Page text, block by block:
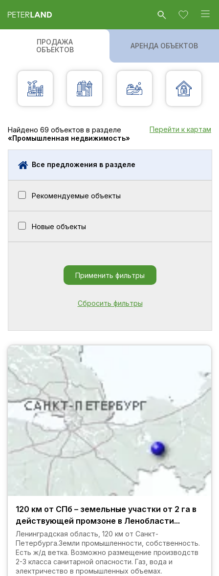
ПРОДАЖА
ОБЪЕКТОВ
АРЕНДА ОБЪЕКТОВ
Найдено 69 объектов в разделе
«Промышленная недвижимость»
Перейти к картам
Все предложения в разделе
Рекомендуемые объекты
Новые объекты
Применить фильтры
Сбросить фильтры
120 км от СПб – земельные участки от 2 га в
действующей промзоне в Ленобласти...
Ленинградская область, 120 км от Санкт-
Петербурга.Земли промышленности, собственность.
Есть ж/д ветка. Возможно размещение производств
2-3 класса санитарной опасности. Газ, вода и
электричество в промышленных объемах.